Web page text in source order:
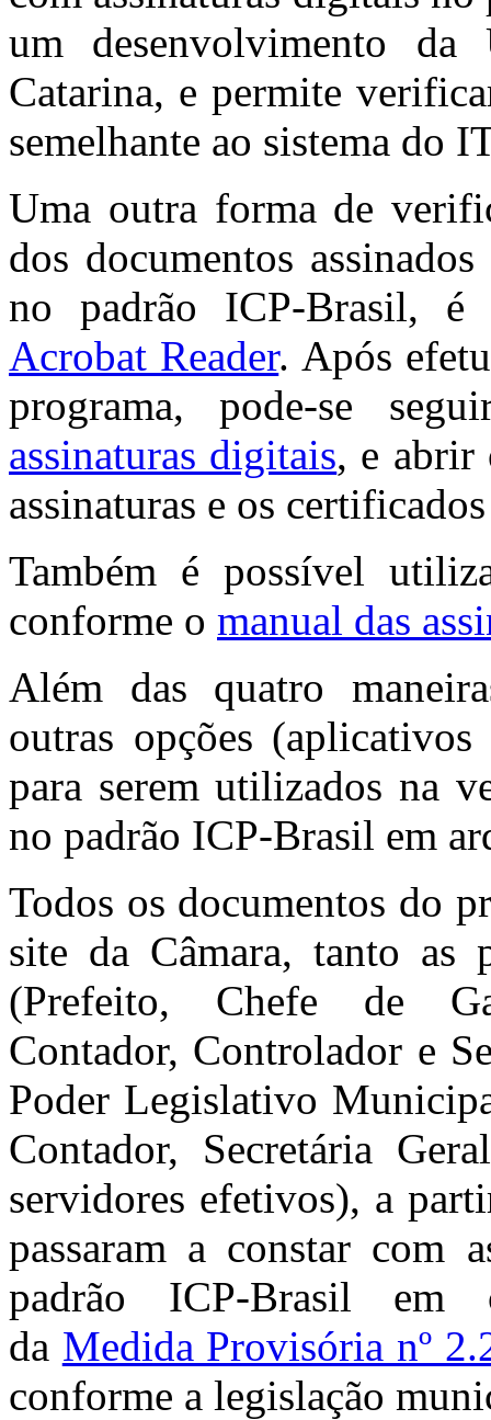
um desenvolvimento da
Catarina, e permite
semelhante ao sistema do
Uma outra forma de
dos documentos
no padrão ICP-Brasil,
Acrobat Reader. Após
programa, pode-se
assinaturas digitais, e abrir
assinaturas e os
Também é possível
conforme o manual das
Além das quatro
outras opções
para serem utilizados na
no padrão ICP-Brasil em
Todos os documentos do
site da Câmara, tanto as
(Prefeito, Chefe de
Contador, Controlador e
Poder Legislativo
Contador, Secretária
servidores efetivos), a
passaram a constar com
padrão ICP-Brasil em
da Medida Provisória nº
conforme a legislação